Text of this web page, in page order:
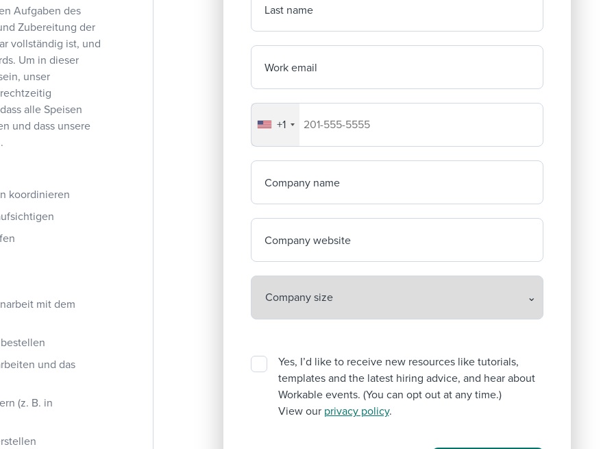
Aufgaben des
Zubereitung der
vollständig ist, und
Um in dieser
unser
alle Speisen
und dass unsere
koordinieren
mit dem
und das
(z. B. in
Last name
Work email
Your company's phone number
+1
Company name
Company website
Yes, I’d like to receive new resources like tutorials,
templates and the latest hiring advice, and hear about
Workable events. (You can opt out at any time.)
View our privacy policy.